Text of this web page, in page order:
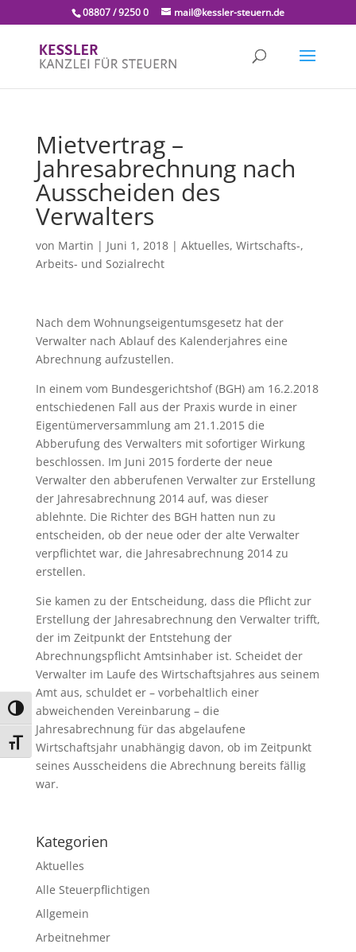
Umschalten auf hohe Kontraste
Schrift vergrößern
08807 / 9250 0 mail@kessler-steuern.de
Mietvertrag –
Jahresabrechnung nach
Ausscheiden des
Verwalters
von Martin | Juni 1, 2018| Aktuelles, Wirtschafts-,
Arbeits- und Sozialrecht
Nach dem Wohnungseigentumsgesetz hat der
Verwalter nach Ablauf des Kalenderjahres eine
Abrechnung aufzustellen.
In einem vom Bundesgerichtshof (BGH) am 16.2.2018
entschiedenen Fall aus der Praxis wurde in einer
Eigentümerversammlung am 21.1.2015 die
Abberufung des Verwalters mit sofortiger Wirkung
beschlossen. Im Juni 2015 forderte der neue
Verwalter den abberufenen Verwalter zur Erstellung
der Jahresabrechnung 2014 auf, was dieser
ablehnte. Die Richter des BGH hatten nun zu
entscheiden, ob der neue oder der alte Verwalter
verpflichtet war, die Jahresabrechnung 2014 zu
erstellen.
Sie kamen zu der Entscheidung, dass die Pflicht zur
Erstellung der Jahresabrechnung den Verwalter trifft,
der im Zeitpunkt der Entstehung der
Abrechnungspflicht Amtsinhaber ist. Scheidet der
Verwalter im Laufe des Wirtschaftsjahres aus seinem
Amt aus, schuldet er – vorbehaltlich einer
abweichenden Vereinbarung – die
Jahresabrechnung für das abgelaufene
Wirtschaftsjahr unabhängig davon, ob im Zeitpunkt
seines Ausscheidens die Abrechnung bereits fällig
war.
Kategorien
Aktuelles
Alle Steuerpflichtigen
Allgemein
Arbeitnehmer